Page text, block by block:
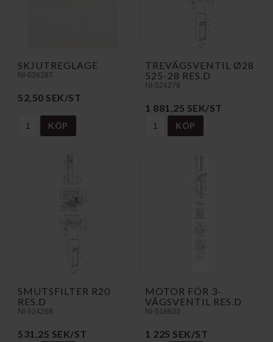
SKJUTREGLAGE
NI-036287
52,50 SEK/ST
KÖP
TREVÄGSVENTIL Ø28
525-28 RES.D
NI-524279
1 881,25 SEK/ST
KÖP
SMUTSFILTER R20
RES.D
NI-524268
531,25 SEK/ST
MOTOR FÖR 3-
VÄGSVENTIL RES.D
NI-518633
1 225 SEK/ST